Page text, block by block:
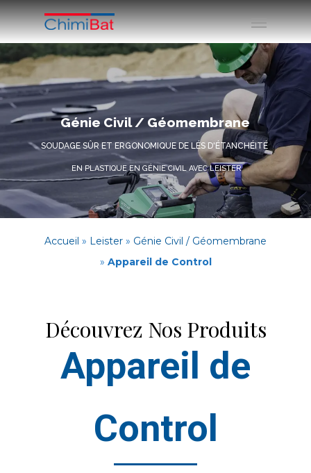
Génie Civil / Géomembrane
SOUDAGE SÛR ET ERGONOMIQUE DE LÉS D'ÉTANCHÉITÉ
EN PLASTIQUE EN GÉNIE CIVIL AVEC LEISTER
Accueil » Leister » Génie Civil / Géomembrane
» Appareil de Control
Découvrez Nos Produits
Appareil de
Control